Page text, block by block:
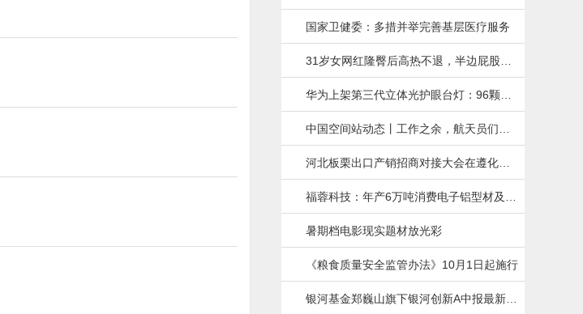
国家卫健委：多措并举完善基层医疗服务
31岁女网红隆臀后高热不退，半边屁股红
肿溃烂
华为上架第三代立体光护眼台灯：96颗全
光谱灯珠 发光面积增大100%
中国空间站动态丨工作之余，航天员们在
干什么？
河北板栗出口产销招商对接大会在遵化举
办
福蓉科技：年产6万吨消费电子铝型材及精
深加工项目即将投产
暑期档电影现实题材放光彩
《粮食质量安全监管办法》10月1日起施行
银河基金郑巍山旗下银河创新A中报最新持